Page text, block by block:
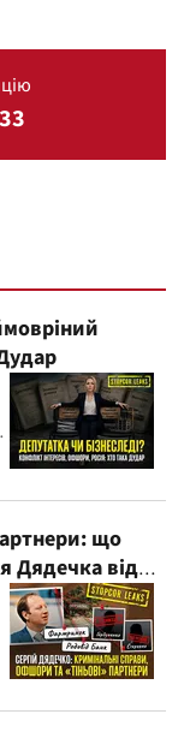
що
Дядечка від